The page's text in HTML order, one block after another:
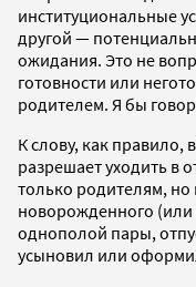
институциональные
другой —
ожидания. Это не
готовности или
родителем. Я бы
К слову, как правило,
разрешает уходить в
только родителям,
новорожденного (или
однополой пары,
усыновил или